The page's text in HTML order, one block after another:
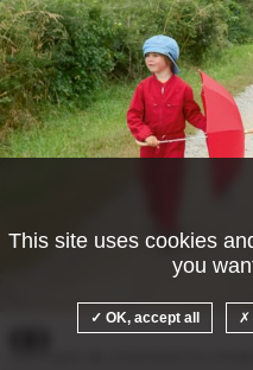
This site uses cookies
you
OK, accept all